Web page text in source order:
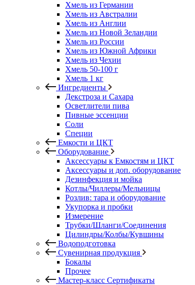
Хмель из Германии
Хмель из Австралии
Хмель из Англии
Хмель из Новой Зеландии
Хмель из России
Хмель из Южной Африки
Хмель из Чехии
Хмель 50-100 г
Хмель 1 кг
Ингредиенты
Декстроза и Сахара
Осветлители пива
Пивные эссенции
Соли
Специи
Емкости и ЦКТ
Оборудование
Аксессуары к Емкостям и ЦКТ
Аксессуары и доп. оборудование
Дезинфекция и мойка
Котлы/Чиллеры/Мельницы
Розлив: тара и оборудование
Укупорка и пробки
Измерение
Трубки/Шланги/Соединения
Цилиндры/Колбы/Кувшины
Водоподготовка
Сувенирная продукция
Бокалы
Прочее
Мастер-класс Сертификаты